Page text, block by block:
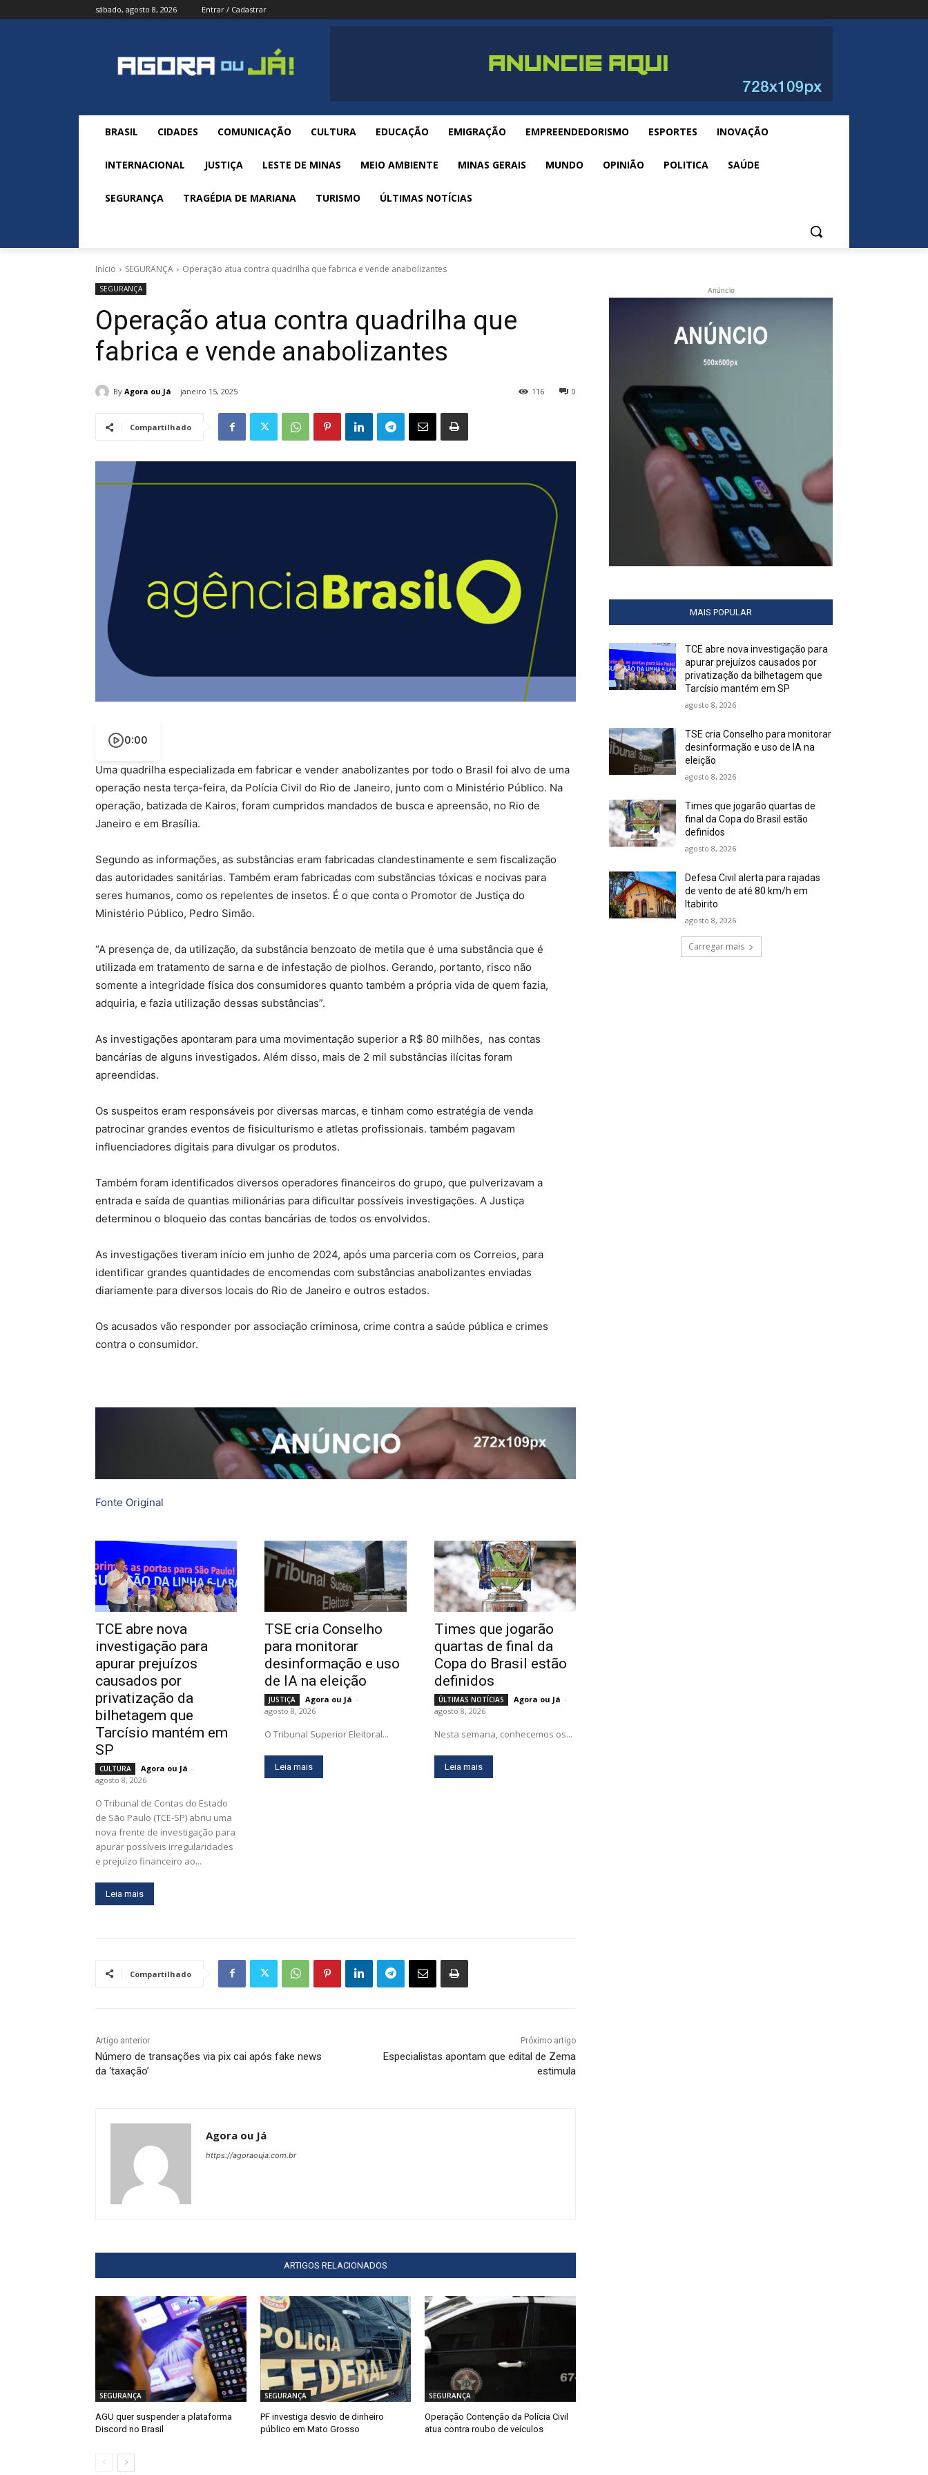
sábado, agosto 8, 2026 Entrar / Cadastrar
BRASIL CIDADES COMUNICAÇÃO CULTURA EDUCAÇÃO EMIGRAÇÃO EMPREENDEDORISMO ESPORTES INOVAÇÃO
INTERNACIONAL JUSTIÇA LESTE DE MINAS MEIO AMBIENTE MINAS GERAIS MUNDO OPINIÃO POLITICA SAÚDE
SEGURANÇA TRAGÉDIA DE MARIANA TURISMO ÚLTIMAS NOTÍCIAS
Início SEGURANÇA Operação atua contra quadrilha que fabrica e vende anabolizantes
SEGURANÇA
Operação atua contra quadrilha que
fabrica e vende anabolizantes
By Agora ou Já janeiro 15, 2025 0
116
Compartilhado
0:00
Uma quadrilha especializada em fabricar e vender anabolizantes por todo o Brasil foi alvo de uma
operação nesta terça-feira, da Polícia Civil do Rio de Janeiro, junto com o Ministério Público. Na
operação, batizada de Kairos, foram cumpridos mandados de busca e apreensão, no Rio de
Janeiro e em Brasília.
Segundo as informações, as substâncias eram fabricadas clandestinamente e sem fiscalização
das autoridades sanitárias. Também eram fabricadas com substâncias tóxicas e nocivas para
seres humanos, como os repelentes de insetos. É o que conta o Promotor de Justiça do
Ministério Público, Pedro Simão.
“A presença de, da utilização, da substância benzoato de metila que é uma substância que é
utilizada em tratamento de sarna e de infestação de piolhos. Gerando, portanto, risco não
somente a integridade física dos consumidores quanto também a própria vida de quem fazia,
adquiria, e fazia utilização dessas substâncias”.
As investigações apontaram para uma movimentação superior a R$ 80 milhões, nas contas
bancárias de alguns investigados. Além disso, mais de 2 mil substâncias ilícitas foram
apreendidas.
Os suspeitos eram responsáveis por diversas marcas, e tinham como estratégia de venda
patrocinar grandes eventos de fisiculturismo e atletas profissionais. também pagavam
influenciadores digitais para divulgar os produtos.
Também foram identificados diversos operadores financeiros do grupo, que pulverizavam a
entrada e saída de quantias milionárias para dificultar possíveis investigações. A Justiça
determinou o bloqueio das contas bancárias de todos os envolvidos.
As investigações tiveram início em junho de 2024, após uma parceria com os Correios, para
identificar grandes quantidades de encomendas com substâncias anabolizantes enviadas
diariamente para diversos locais do Rio de Janeiro e outros estados.
Os acusados vão responder por associação criminosa, crime contra a saúde pública e crimes
contra o consumidor.
Fonte Original
TCE abre nova
investigação para
apurar prejuízos
causados por
privatização da
bilhetagem que
Tarcísio mantém em
SP
CULTURA Agora ou Já -
agosto 8, 2026
O Tribunal de Contas do Estado
de São Paulo (TCE-SP) abriu uma
nova frente de investigação para
apurar possíveis irregularidades
e prejuízo financeiro ao...
Leia mais
TSE cria Conselho
para monitorar
desinformação e uso
de IA na eleição
JUSTIÇA Agora ou Já -
agosto 8, 2026
O Tribunal Superior Eleitoral...
Leia mais
Times que jogarão
quartas de final da
Copa do Brasil estão
definidos
ÚLTIMAS NOTÍCIAS Agora ou Já -
agosto 8, 2026
Nesta semana, conhecemos os...
Leia mais
Compartilhado
Artigo anterior
Número de transações via pix cai após fake news
da ‘taxação’
Próximo artigo
Especialistas apontam que edital de Zema
estimula
Agora ou Já
https://agoraouja.com.br
ARTIGOS RELACIONADOS
SEGURANÇA
AGU quer suspender a plataforma
Discord no Brasil
SEGURANÇA
PF investiga desvio de dinheiro
público em Mato Grosso
SEGURANÇA
Operação Contenção da Polícia Civil
atua contra roubo de veículos
Anúncio
MAIS POPULAR
TCE abre nova investigação para
apurar prejuízos causados por
privatização da bilhetagem que
Tarcísio mantém em SP
agosto 8, 2026
TSE cria Conselho para monitorar
desinformação e uso de IA na
eleição
agosto 8, 2026
Times que jogarão quartas de
final da Copa do Brasil estão
definidos
agosto 8, 2026
Defesa Civil alerta para rajadas
de vento de até 80 km/h em
Itabirito
agosto 8, 2026
Carregar mais